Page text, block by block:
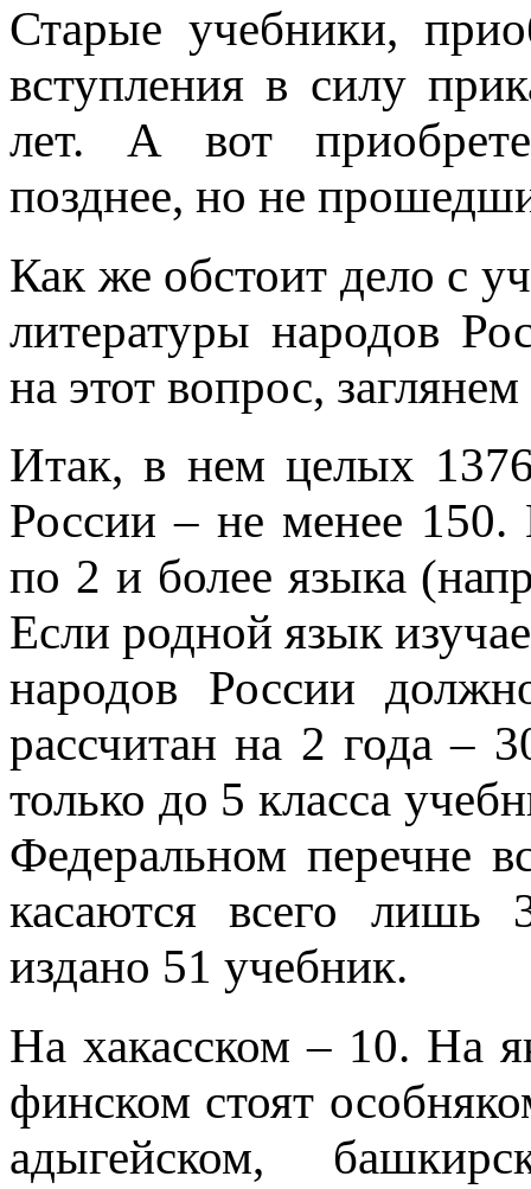
Старые учебники,
вступления в силу
лет. А вот
позднее, но не
Как же обстоит дело с
литературы народов
на этот вопрос,
Итак, в нем целых
России – не менее
по 2 и более языка
Если родной язык
народов России
рассчитан на 2 года –
только до 5 класса
Федеральном перечне
касаются всего лишь
издано 51 учебник.
На хакасском – 10. На
финском стоят
адыгейском,